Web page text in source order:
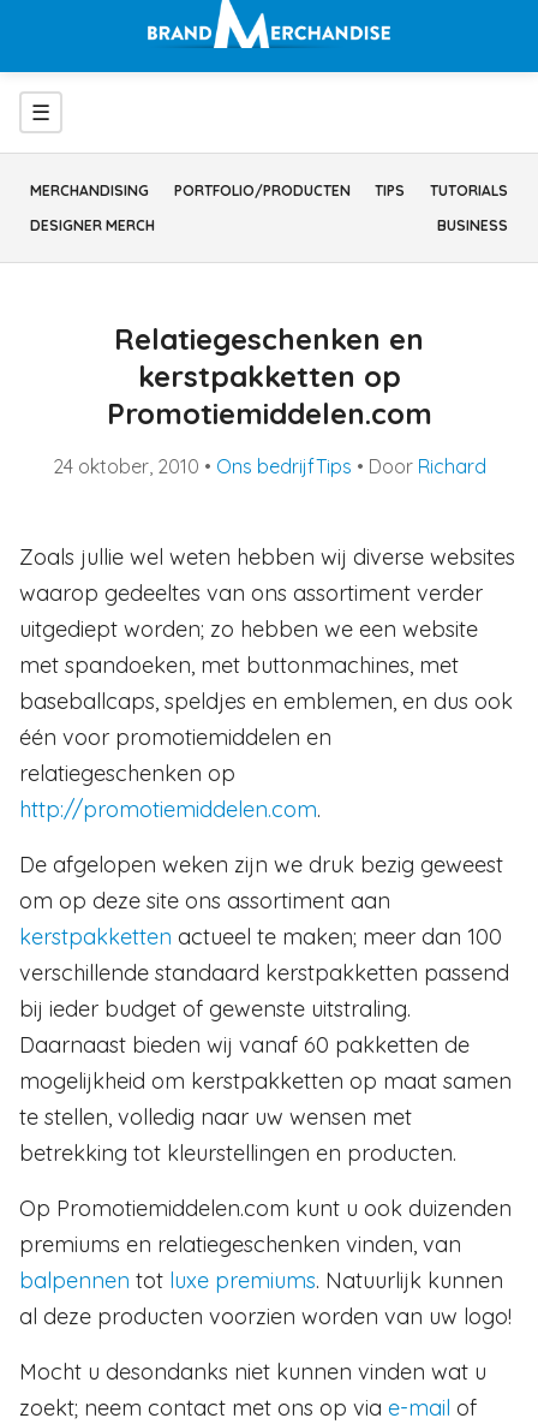
inhoud
Menu
☰
MERCHANDISING PORTFOLIO/PRODUCTEN TIPS
TUTORIALS
DESIGNER MERCH
BUSINESS
Relatiegeschenken en
kerstpakketten op
Promotiemiddelen.com
24 oktober, 2010 • Ons bedrijfTips • Door Richard
Zoals jullie wel weten hebben wij diverse websites
waarop gedeeltes van ons assortiment verder
uitgediept worden; zo hebben we een website
met spandoeken, met buttonmachines, met
baseballcaps, speldjes en emblemen, en dus ook
één voor promotiemiddelen en
relatiegeschenken op
http://promotiemiddelen.com.
De afgelopen weken zijn we druk bezig geweest
om op deze site ons assortiment aan
kerstpakketten actueel te maken; meer dan 100
verschillende standaard kerstpakketten passend
bij ieder budget of gewenste uitstraling.
Daarnaast bieden wij vanaf 60 pakketten de
mogelijkheid om kerstpakketten op maat samen
te stellen, volledig naar uw wensen met
betrekking tot kleurstellingen en producten.
Op Promotiemiddelen.com kunt u ook duizenden
premiums en relatiegeschenken vinden, van
balpennen tot luxe premiums. Natuurlijk kunnen
al deze producten voorzien worden van uw logo!
Mocht u desondanks niet kunnen vinden wat u
zoekt; neem contact met ons op via e-mail of